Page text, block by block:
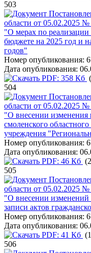
503
области от 05.02.2025 №
"О мерах по реализации
бюджете на 2025 год и
годов"
Номер опубликования:
Дата опубликования:
PDF: 358 Кб
504
области от 05.02.2025 №
"О внесении изменения
смоленского
учреждения
Номер опубликования:
Дата опубликования:
PDF: 46 Кб
505
области от 05.02.2025 №
"О внесении
записи актов
Номер опубликования:
Дата опубликования:
PDF: 41 Кб
506